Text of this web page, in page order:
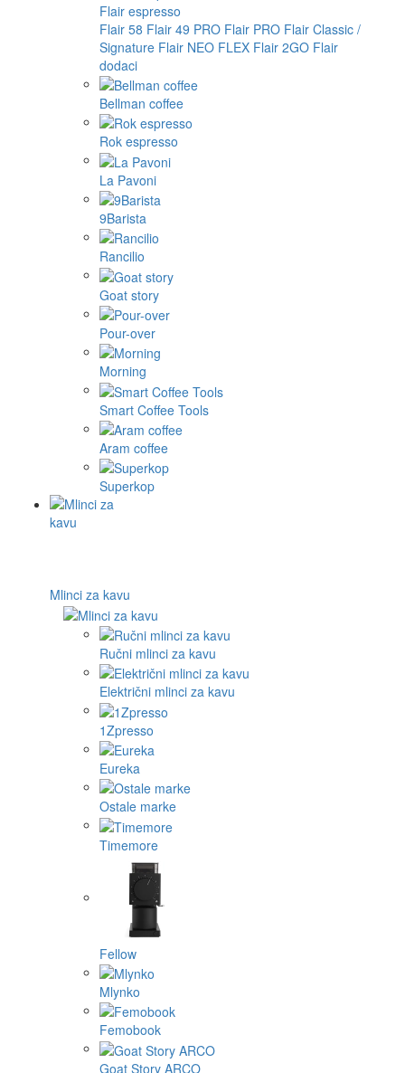
Flair espresso
Flair 58 Flair 49 PRO Flair PRO Flair Classic /
Signature Flair NEO FLEX Flair 2GO Flair
dodaci
Bellman coffee
Rok espresso
La Pavoni
9Barista
Rancilio
Goat story
Pour-over
Morning
Smart Coffee Tools
Aram coffee
Superkop
Mlinci za kavu
Ručni mlinci za kavu
Električni mlinci za kavu
1Zpresso
Eureka
Ostale marke
Timemore
Fellow
Mlynko
Femobook
Goat Story ARCO